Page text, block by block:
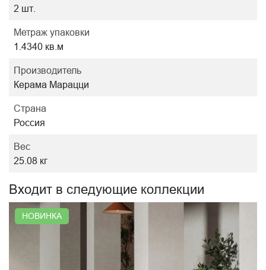
2 шт.
Метраж упаковки
1.4340 кв.м
Производитель
Керама Марацци
Страна
Россия
Вес
25.08 кг
Входит в следующие коллекции
НОВИНКА